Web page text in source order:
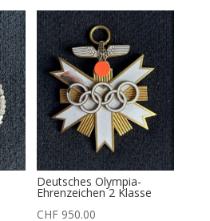
Deutsches Olympia-
Ehrenzeichen 2 Klasse
CHF 950.00